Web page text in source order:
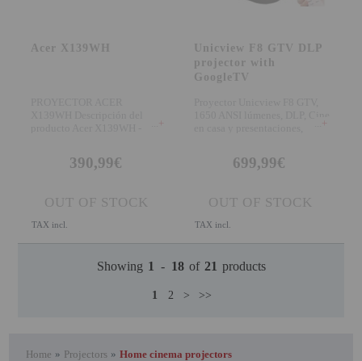
Acer X139WH
+
390,99€
OUT OF STOCK
TAX incl.
Unicview F8 GTV DLP
projector with
GoogleTV
+
699,99€
OUT OF STOCK
TAX incl.
Showing 1 - 18 of 21 products
1 2 > >>
Home » Projectors » Home cinema projectors